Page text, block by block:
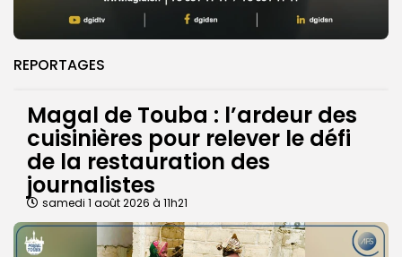
REPORTAGES
Magal de Touba : l’ardeur des
cuisinières pour relever le défi
de la restauration des
journalistes
samedi 1 août 2026 à 11h21